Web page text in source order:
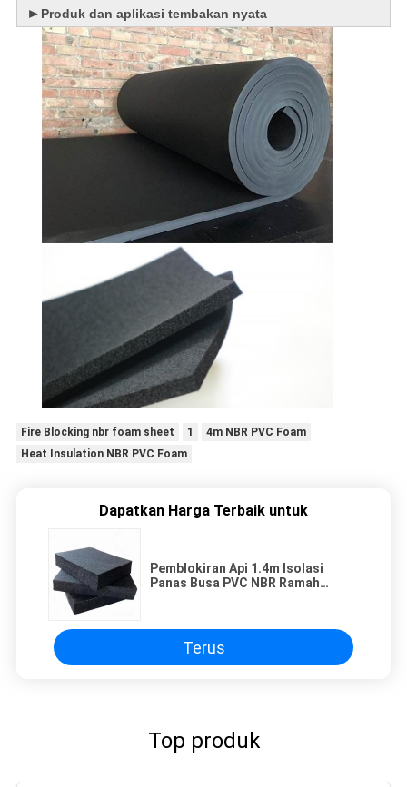
► Produk dan aplikasi tembakan nyata
Fire Blocking nbr foam sheet 1
4m NBR PVC Foam
Heat Insulation NBR PVC Foam
Dapatkan Harga Terbaik untuk
Pemblokiran Api 1.4m Isolasi
Panas Busa PVC NBR Ramah
Terus
Top produk